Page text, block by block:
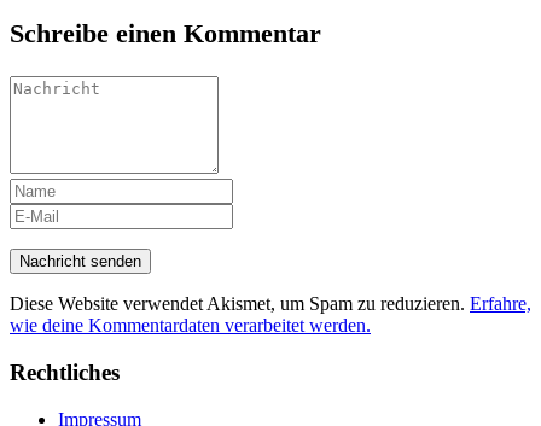
Schreibe einen Kommentar
Diese Website verwendet Akismet, um Spam zu reduzieren. Erfahre,
wie deine Kommentardaten verarbeitet werden.
Rechtliches
Impressum